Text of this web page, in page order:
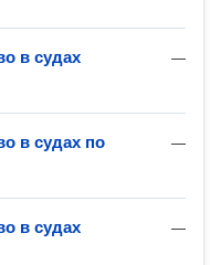
—
в судах
—
в судах по
—
в судах